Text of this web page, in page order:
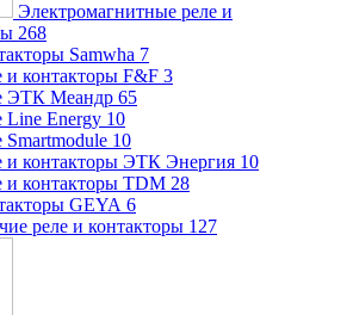
Электромагнитные реле и
268
Samwha 7
и контакторы F&F 3
ЭТК Меандр 65
Line Energy 10
Smartmodule 10
и контакторы ЭТК Энергия 10
и контакторы TDM 28
GEYA 6
реле и контакторы 127